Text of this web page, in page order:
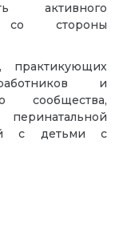
активного
со стороны
практикующих
и
сообщества,
с детьми с